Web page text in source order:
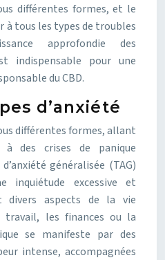
différentes formes, et le
à tous les types de troubles
approfondie des
indispensable pour une
du CBD.
d’anxiété
différentes formes, allant
à des crises de panique
généralisée (TAG)
inquiétude excessive et
divers aspects de la vie
travail, les finances ou la
se manifeste par des
intense, accompagnées